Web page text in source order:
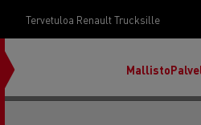
Tervetuloa Renault Trucksille
Mallisto